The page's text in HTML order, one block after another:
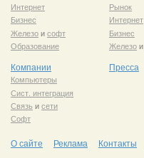
Интернет
Бизнес
Железоисофт
Образование
Рынок
Интернет
Бизнес
Железои
Компании
Компьютеры
Сист. интеграция
Связь исети
Софт
Пресса
О сайте Реклама Контакты